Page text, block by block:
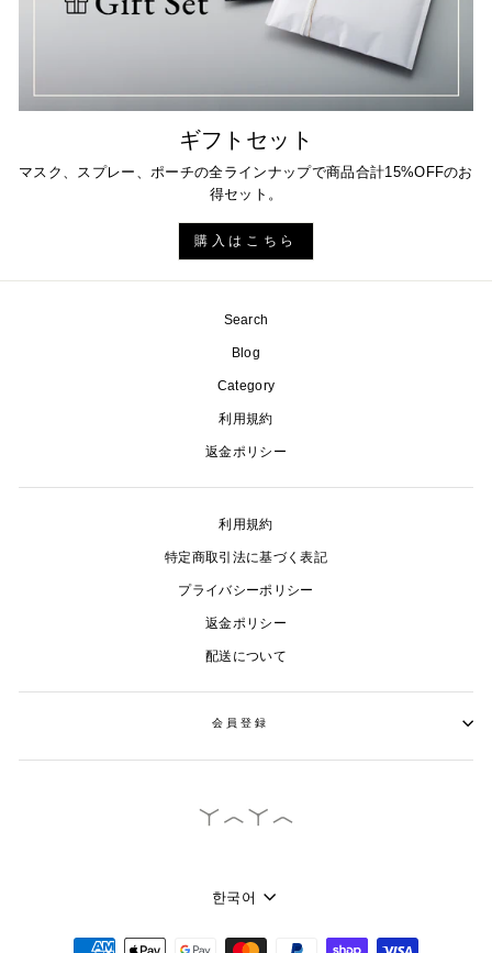
ギフトセット
マスク、スプレー、ポーチの全ラインナップで商品合計15%OFFのお
得セット。
購入はこちら
Search
Blog
Category
利用規約
返金ポリシー
利用規約
特定商取引法に基づく表記
プライバシーポリシー
返金ポリシー
配送について
会員登録
言
한국어